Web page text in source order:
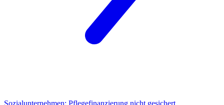
Sozialunternehmen: Pflegefinanzierung nicht gesichert